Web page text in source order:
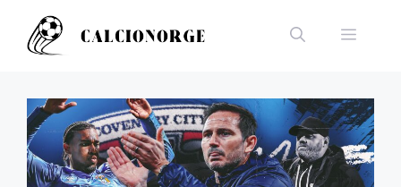
innhold
Meny